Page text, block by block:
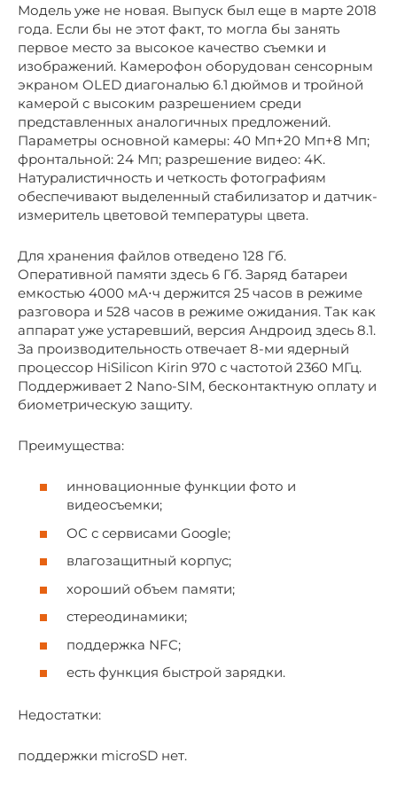
Модель уже не новая. Выпуск был еще в марте 2018
года. Если бы не этот факт, то могла бы занять
первое место за высокое качество съемки и
изображений. Камерофон оборудован сенсорным
экраном OLED диагональю 6.1 дюймов и тройной
камерой с высоким разрешением среди
представленных аналогичных предложений.
Параметры основной камеры: 40 Мп+20 Мп+8 Мп;
фронтальной: 24 Мп; разрешение видео: 4K.
Натуралистичность и четкость фотографиям
обеспечивают выделенный стабилизатор и датчик-
измеритель цветовой температуры цвета.
Для хранения файлов отведено 128 Гб.
Оперативной памяти здесь 6 Гб. Заряд батареи
емкостью 4000 мА⋅ч держится 25 часов в режиме
разговора и 528 часов в режиме ожидания. Так как
аппарат уже устаревший, версия Андроид здесь 8.1.
За производительность отвечает 8-ми ядерный
процессор HiSilicon Kirin 970 с частотой 2360 МГц.
Поддерживает 2 Nano-SIM, бесконтактную оплату и
биометрическую защиту.
Преимущества:
инновационные функции фото и
видеосъемки;
ОС с сервисами Google;
влагозащитный корпус;
хороший объем памяти;
стереодинамики;
поддержка NFC;
есть функция быстрой зарядки.
Недостатки:
поддержки microSD нет.